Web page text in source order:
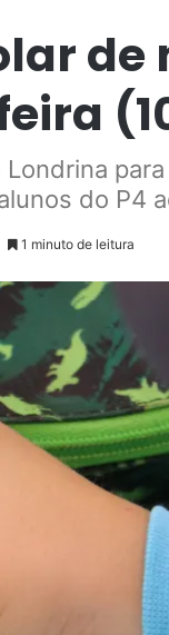
de
do P4
1 minuto de leitura